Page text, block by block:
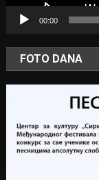
00:00
FOTO DANA